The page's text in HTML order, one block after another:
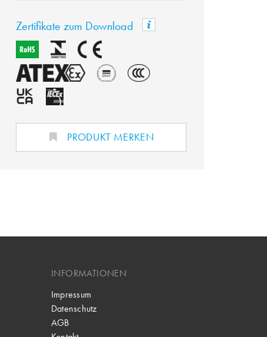
Zertifikate zum Download
PRODUKT MERKEN
INFORMATIONEN
Impressum
Datenschutz
AGB